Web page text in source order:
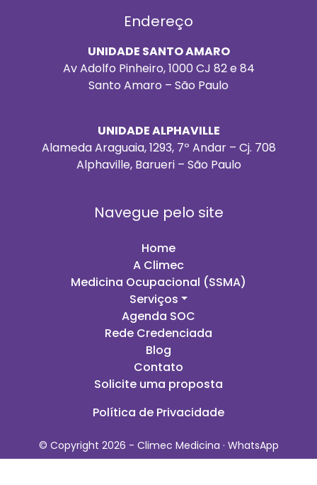
Endereço
UNIDADE SANTO AMARO
Av Adolfo Pinheiro, 1000 CJ 82 e 84
Santo Amaro – São Paulo
UNIDADE ALPHAVILLE
Alameda Araguaia, 1293, 7º Andar – Cj. 708
Alphaville, Barueri – São Paulo
Navegue pelo site
Home
A Climec
Medicina Ocupacional (SSMA)
Serviços
Agenda SOC
Rede Credenciada
Blog
Contato
Solicite uma proposta
Política de Privacidade
© Copyright 2026 - Climec Medicina · WhatsApp